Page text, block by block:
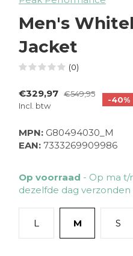
Men's
Jacket
(0)
€329,97 €549,95
Incl. btw
-40%
MPN: G80494030_M
EAN: 7333269909986
Op voorraad - Op ma t/
dezelfde dag verzonden
L M S